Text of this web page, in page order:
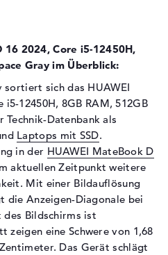
16" TFT
1920 x 1200
WUXGA
Display, entspiegelt, LED-
Hintergrundbeleuchtung, IPS
Panel, HDR, sRGB
onboard
16 2024, Core i5-12450H,
Gray im Überblick:
sich das HUAWEI
12450H, 8GB RAM, 512GB
Technik-Datenbank als
Laptops mit SSD.
in der HUAWEI MateBook D
aktuellen Zeitpunkt weitere
Mit einer Bildauflösung
die Anzeigen-Diagonale bei
des Bildschirms ist
zeigen eine Schwere von 1,68
Das Gerät schlägt